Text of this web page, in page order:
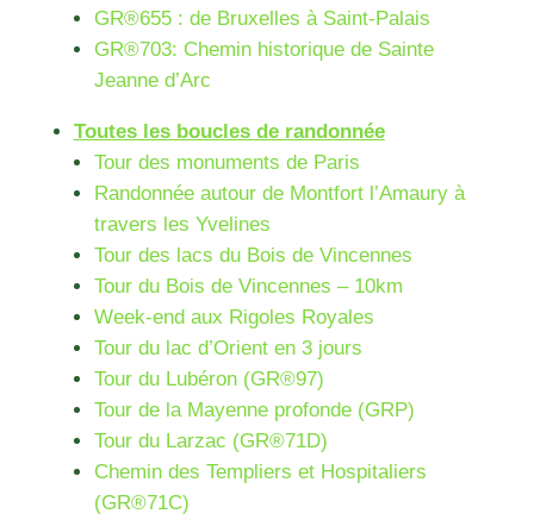
GR®655 : de Bruxelles à Saint-Palais
GR®703: Chemin historique de Sainte
Jeanne d’Arc
Toutes les boucles de randonnée
Tour des monuments de Paris
Randonnée autour de Montfort l’Amaury à
travers les Yvelines
Tour des lacs du Bois de Vincennes
Tour du Bois de Vincennes – 10km
Week-end aux Rigoles Royales
Tour du lac d’Orient en 3 jours
Tour du Lubéron (GR®97)
Tour de la Mayenne profonde (GRP)
Tour du Larzac (GR®71D)
Chemin des Templiers et Hospitaliers
(GR®71C)